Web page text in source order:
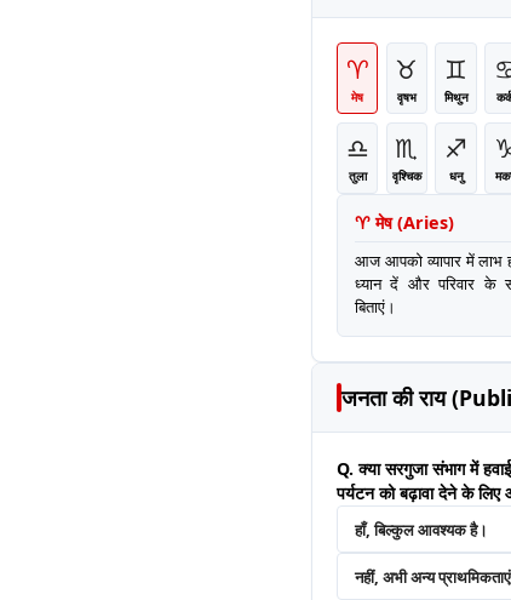
♈
मेष
♉
वृषभ
♊
मिथुन
♎
तुला
♏
वृश्चिक
♐
धनु
♈ मेष(Aries)
आज आपको व्यापार में लाभ
ध्यान दें और परिवार के
बिताएं।
जनता की राय
Q. क्या सरगुजा संभाग में
पर्यटन को बढ़ावा देने के
हाँ, बिल्कुल आवश्यक है।
नहीं, अभी अन्य